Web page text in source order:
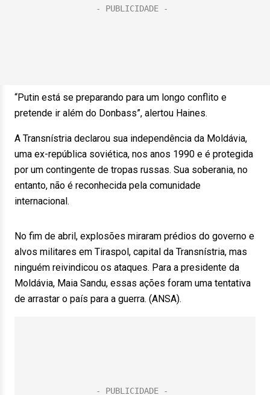
“Putin está se preparando para um longo conflito e
pretende ir além do Donbass”, alertou Haines.
A Transnístria declarou sua independência da Moldávia,
uma ex-república soviética, nos anos 1990 e é protegida
por um contingente de tropas russas. Sua soberania, no
entanto, não é reconhecida pela comunidade
internacional.
No fim de abril, explosões miraram prédios do governo e
alvos militares em Tiraspol, capital da Transnístria, mas
ninguém reivindicou os ataques. Para a presidente da
Moldávia, Maia Sandu, essas ações foram uma tentativa
de arrastar o país para a guerra. (ANSA).